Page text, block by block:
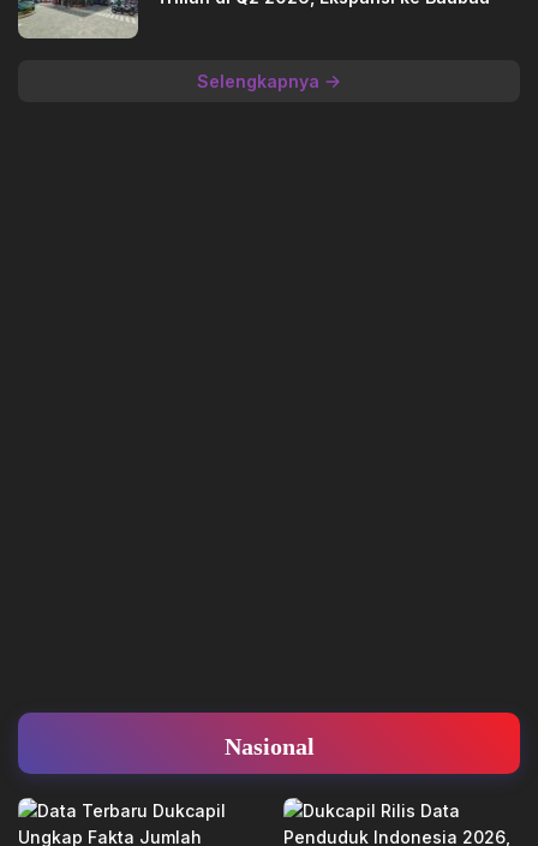
Selengkapnya
Nasional